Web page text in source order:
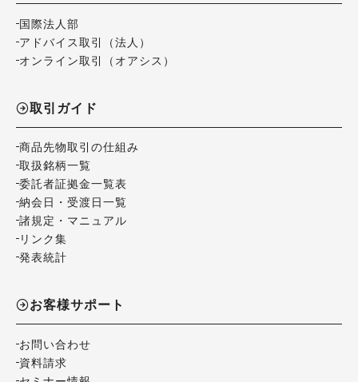
国際法人部
アドバイス取引（法人）
オンライン取引（オアシス）
取引ガイド
商品先物取引の仕組み
取扱銘柄一覧
委託者証拠金一覧表
納会日・受渡日一覧
諸規定・マニュアル
リンク集
発表統計
お客様サポート
お問い合わせ
資料請求